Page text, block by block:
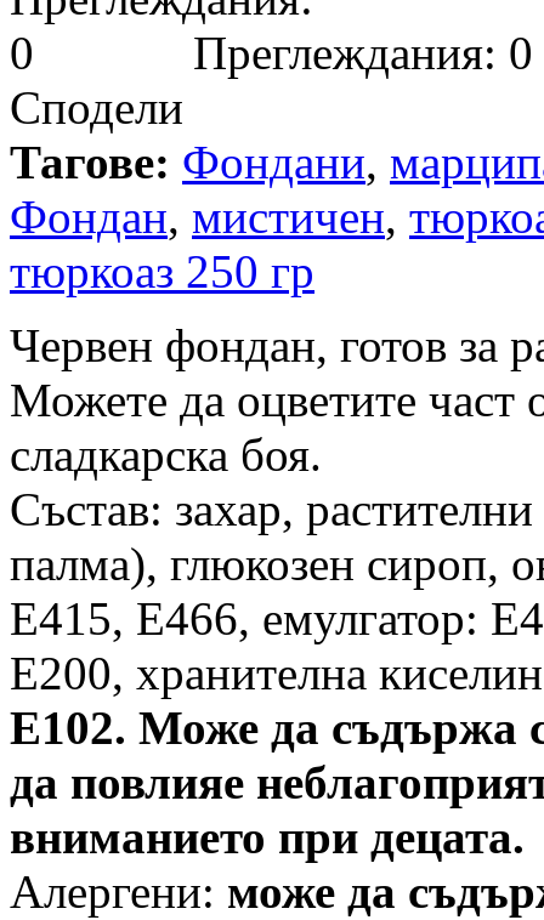
Преглеждания: 0
Сподели
Тагове: Фондани,
Фондан, мистичен,
тюркоаз 250 гр
Червен фондан, готов за
Можете да оцветите част
сладкарска боя.
Състав: захар,
палма), глюкозен сироп,
E415, E466, емулгатор:
E200, хранителна
E102. Може да съдържа
да повлияе
вниманието при децата.
Алергени: може да